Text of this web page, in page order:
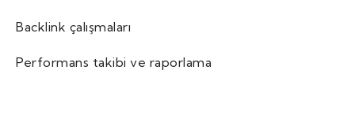
Backlink çalışmaları
Performans takibi ve raporlama